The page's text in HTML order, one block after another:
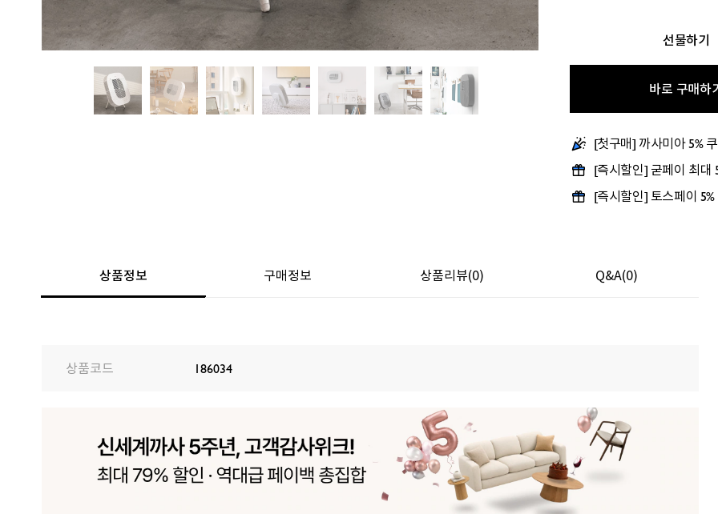
선물하기
바로 구매하
[첫구매] 까사미아 5%
[즉시할인] 굳페이 최대
[즉시할인] 토스페이 5%
상품정보 구매정보 상품리뷰(0) Q&A(0)
상품코드 186034